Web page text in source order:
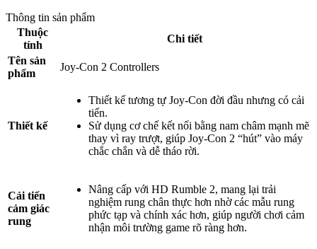
Thông tin sản phẩm
Thuộc
tính
Chi tiết
Tên sản
phẩm
Joy-Con 2 Controllers
Thiết kế
Thiết kế tương tự Joy-Con đời đầu nhưng có cải
tiến.
Sử dụng cơ chế kết nối bằng nam châm mạnh mẽ
thay vì ray trượt, giúp Joy-Con 2 “hút” vào máy
chắc chắn và dễ tháo rời.
Cải tiến
cảm giác
rung
Nâng cấp với HD Rumble 2, mang lại trải
nghiệm rung chân thực hơn nhờ các mẫu rung
phức tạp và chính xác hơn, giúp người chơi cảm
nhận môi trường game rõ ràng hơn.